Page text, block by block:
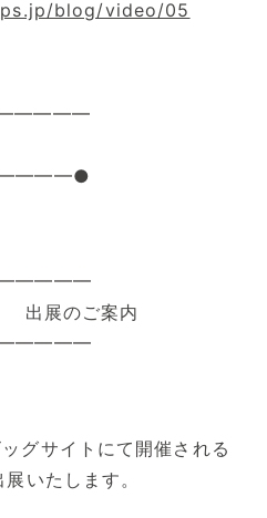
blog/video/05
出展のご案内
グサイトにて開催される
いたします。